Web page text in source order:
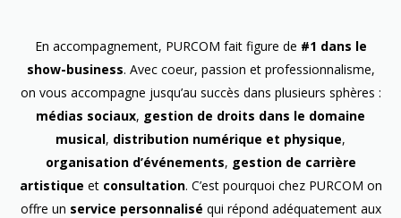
En accompagnement, PURCOM fait figure de #1 dans le
show-business. Avec coeur, passion et professionnalisme,
on vous accompagne jusqu’au succès dans plusieurs sphères :
médias sociaux, gestion de droits dans le domaine
musical, distribution numérique et physique,
organisation d’événements, gestion de carrière
artistique etconsultation. C’est pourquoi chez PURCOM on
offre un service personnalisé qui répond adéquatement aux